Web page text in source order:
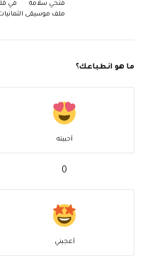
فتحي سلامة
في
ملف موسيقى
ما هو انطباعك؟
أحببته
0
أعجبني